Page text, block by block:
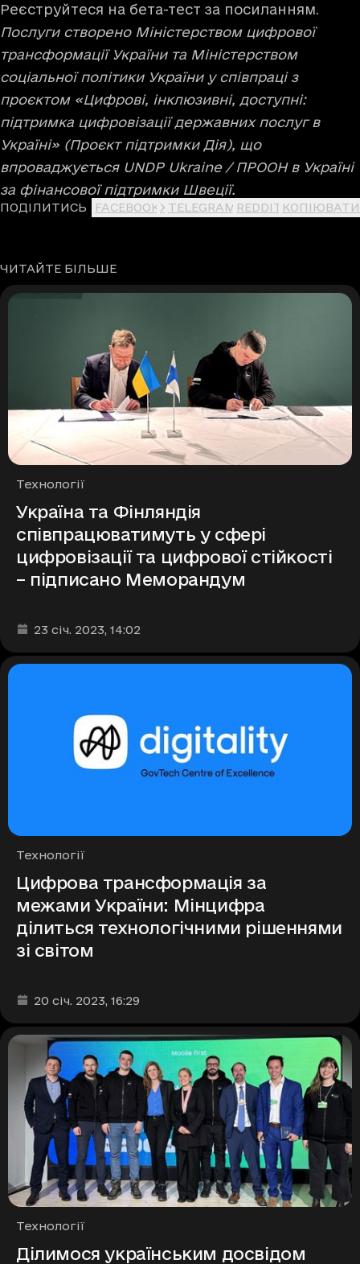
Реєструйтеся на бета-тест за посиланням.
Послуги створено Міністерством цифрової
трансформації України та Міністерством
соціальної політики України у співпраці з
проєктом «Цифрові, інклюзивні, доступні:
підтримка цифровізації державних послуг в
Україні» (Проєкт підтримки Дія), що
впроваджується UNDP Ukraine / ПРООН в Україні
за фінансової підтримки Швеції.
ПОДІЛИТИСЬ FACEBOOK X TELEGRAM REDDIT КОПІЮВАТИ
ЧИТАЙТЕ БІЛЬШЕ
Рубрики
Технології
Україна та Фінляндія
співпрацюватимуть у сфері
цифровізації та цифрової стійкості
– підписано Меморандум
Дата та час публікації
23 січ. 2023, 14:02
Рубрики
Технології
Цифрова трансформація за
межами України: Мінцифра
ділиться технологічними рішеннями
зі світом
Дата та час публікації
20 січ. 2023, 16:29
Рубрики
Технології
Ділимося українським досвідом